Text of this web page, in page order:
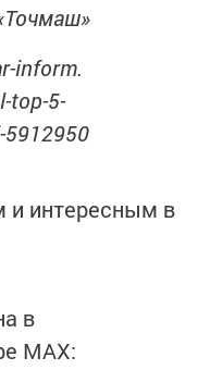
inform.
top-5-
5912950
интересным в
в
MАХ: